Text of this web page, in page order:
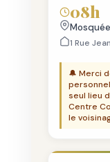
08h
1 Rue
🔔 Merci
seul lieu
Centre
le